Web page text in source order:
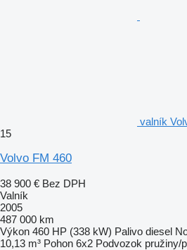
valník
15
Volvo FM 460
38 900 € Bez DPH
Valník
2005
487 000 km
Výkon 460 HP (338 kW) Palivo diesel
10,13 m³ Pohon 6x2 Podvozok pružiny/